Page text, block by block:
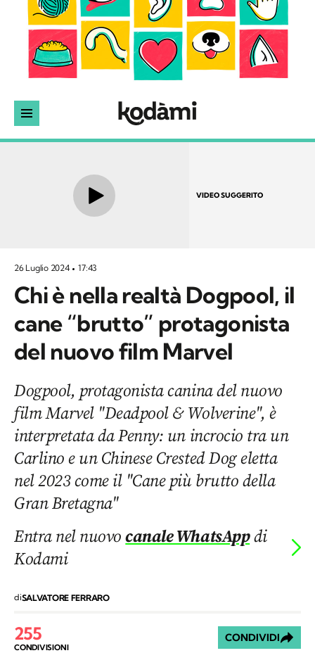
VIDEO SUGGERITO
26 Luglio 2024 17:43
Chi è nella realtà Dogpool, il
cane “brutto” protagonista
del nuovo film Marvel
Dogpool, protagonista canina del nuovo
film Marvel "Deadpool & Wolverine", è
interpretata da Penny: un incrocio tra un
Carlino e un Chinese Crested Dog eletta
nel 2023 come il "Cane più brutto della
Gran Bretagna"
Entra nel nuovocanale WhatsAppdi
Kodami
diSALVATORE FERRARO
255
CONDIVISIONI
CONDIVIDI